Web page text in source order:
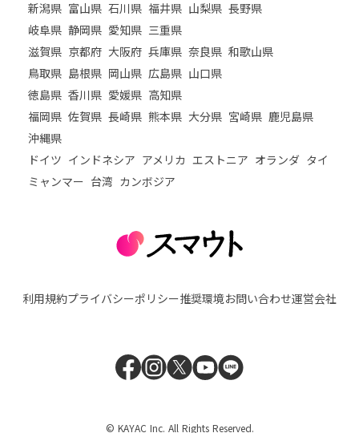
新潟県 富山県 石川県 福井県 山梨県 長野県
岐阜県 静岡県 愛知県 三重県
滋賀県 京都府 大阪府 兵庫県 奈良県 和歌山県
鳥取県 島根県 岡山県 広島県 山口県
徳島県 香川県 愛媛県 高知県
福岡県 佐賀県 長崎県 熊本県 大分県 宮崎県 鹿児島県
沖縄県
ドイツ インドネシア アメリカ エストニア オランダ タイ
ミャンマー 台湾 カンボジア
利用規約プライバシーポリシー推奨環境お問い合わせ運営会社
© KAYAC Inc. All Rights Reserved.